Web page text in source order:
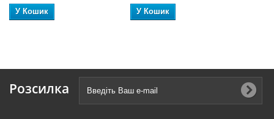
У Кошик
У Кошик
Розсилка